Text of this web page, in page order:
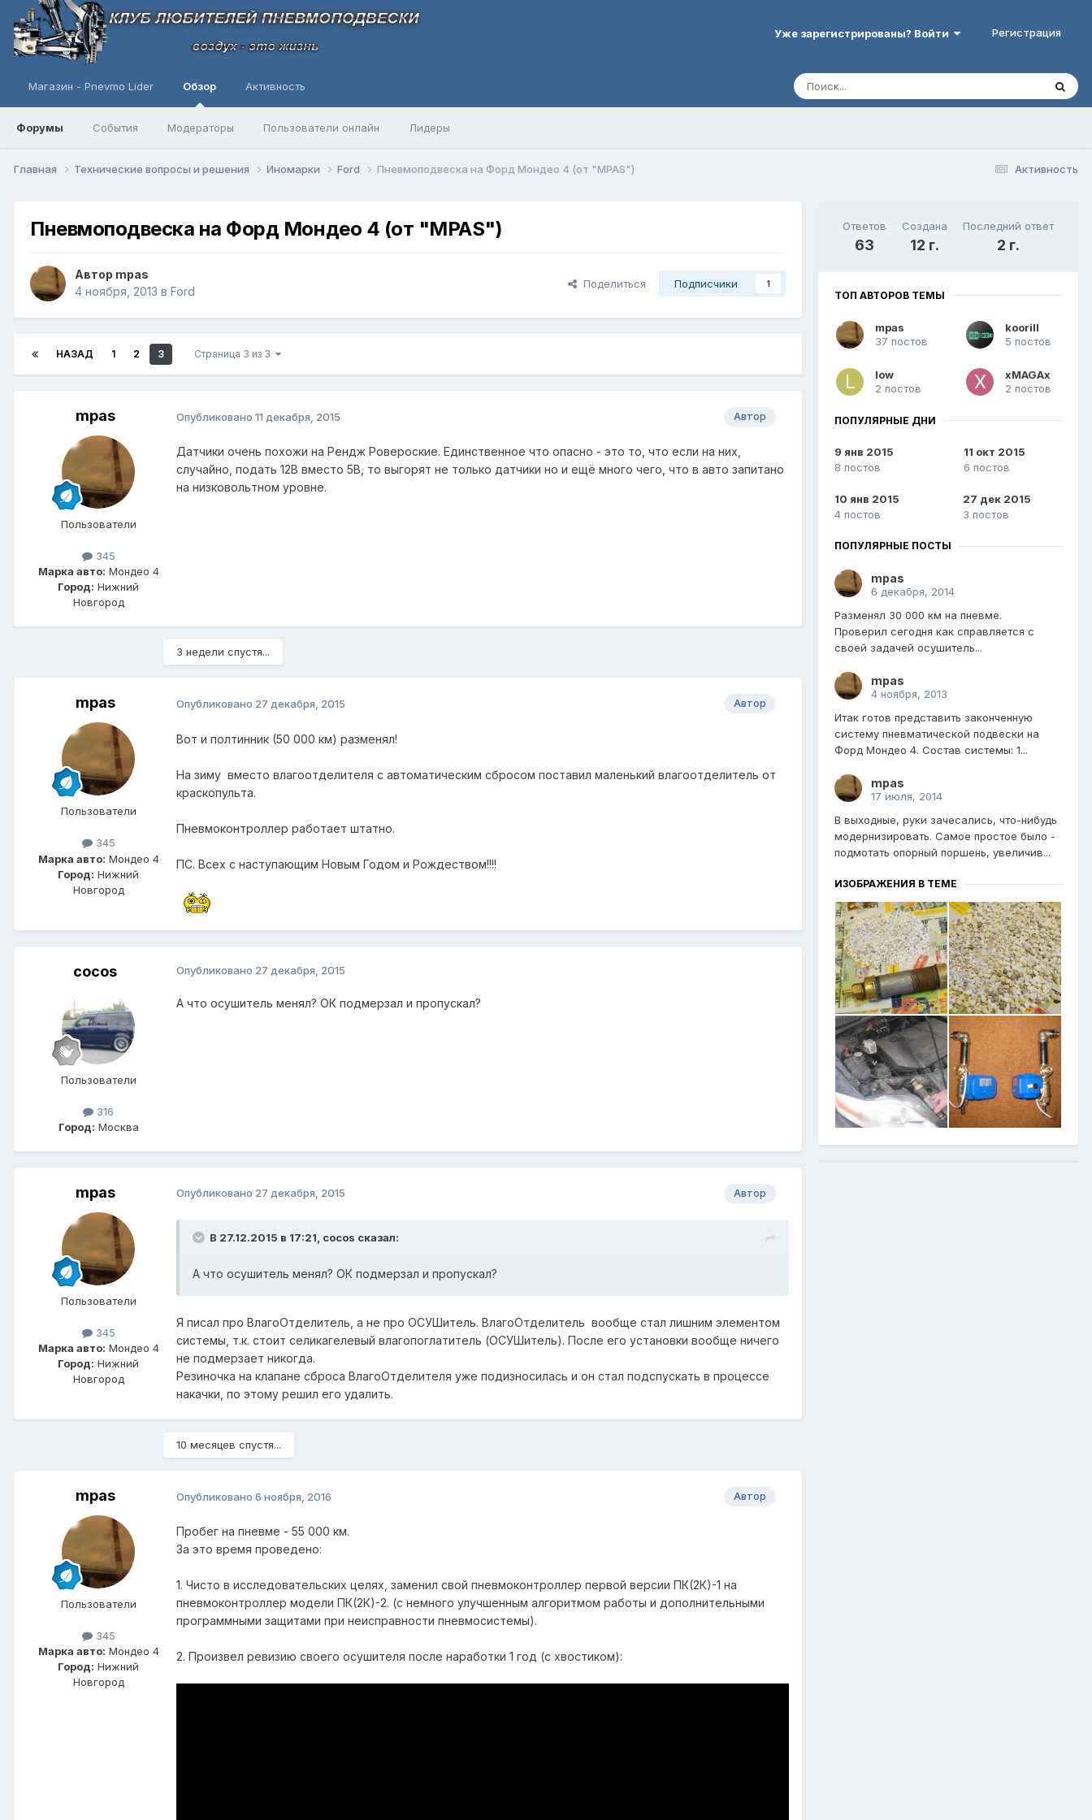
Уже зарегистрированы? Войти Регистрация
Магазин - Pnevmo Lider Обзор
Форумы События Модераторы Пользователи онлайн Лидеры
Активность
Активность
Главная Технические вопросы и решения Иномарки Ford Пневмоподвеска на Форд Мондео 4 (от "MPAS")
Пневмоподвеска на Форд Мондео 4 (от "MPAS")
Автор mpas
4 ноября, 2013 в Ford
Поделиться Подписчики 1
НАЗАД 1 2 3 Страница 3 из 3
mpas
Пользователи
345
Марка авто: Мондео 4
Город: Нижний
Новгород
Автор
Опубликовано 11 декабря, 2015
Датчики очень похожи на Рендж Ровероские. Единственное что опасно - это то, что если на них,
случайно, подать 12В вместо 5В, то выгорят не только датчики но и ещё много чего, что в авто запитано
на низковольтном уровне.
3 недели спустя...
mpas
Пользователи
345
Марка авто: Мондео 4
Город: Нижний
Новгород
Автор
Опубликовано 27 декабря, 2015
Вот и полтинник (50 000 км) разменял!
На зиму вместо влагоотделителя с автоматическим сбросом поставил маленький влагоотделитель от
краскопульта.
Пневмоконтроллер работает штатно.
ПС. Всех с наступающим Новым Годом и Рождеством!!!!
cocos
Пользователи
316
Город: Москва
Опубликовано 27 декабря, 2015
А что осушитель менял? ОК подмерзал и пропускал?
mpas
Пользователи
345
Марка авто: Мондео 4
Город: Нижний
Новгород
Автор
Опубликовано 27 декабря, 2015
В 27.12.2015 в 17:21, cocos сказал:
А что осушитель менял? ОК подмерзал и пропускал?
Я писал про ВлагоОтделитель, а не про ОСУШитель. ВлагоОтделитель вообще стал лишним элементом
системы, т.к. стоит селикагелевый влагопоглатитель (ОСУШитель). После его установки вообще ничего
не подмерзает никогда.
Резиночка на клапане сброса ВлагоОтделителя уже подизносилась и он стал подспускать в процессе
накачки, по этому решил его удалить.
10 месяцев спустя...
mpas
Пользователи
345
Марка авто: Мондео 4
Город: Нижний
Новгород
Автор
Опубликовано 6 ноября, 2016
Пробег на пневме - 55 000 км.
За это время проведено:
1. Чисто в исследовательских целях, заменил свой пневмоконтроллер первой версии ПК(2К)-1 на
пневмоконтроллер модели ПК(2К)-2. (с немного улучшенным алгоритмом работы и дополнительными
программными защитами при неисправности пневмосистемы).
2. Произвел ревизию своего осушителя после наработки 1 год (с хвостиком):
Ответов
63
Создана
12 г.
Последний ответ
2 г.
ТОП АВТОРОВ ТЕМЫ
mpas
37 постов
koorill
5 постов
low
2 постов
xMAGAx
2 постов
ПОПУЛЯРНЫЕ ДНИ
9 янв 2015
8 постов
11 окт 2015
6 постов
10 янв 2015
4 постов
27 дек 2015
3 постов
ПОПУЛЯРНЫЕ ПОСТЫ
mpas
6 декабря, 2014
Разменял 30 000 км на пневме.
Проверил сегодня как справляется с
своей задачей осушитель...
mpas
4 ноября, 2013
Итак готов представить законченную
систему пневматической подвески на
Форд Мондео 4. Состав системы: 1...
mpas
17 июля, 2014
В выходные, руки зачесались, что-нибудь
модернизировать. Самое простое было -
подмотать опорный поршень, увеличив...
ИЗОБРАЖЕНИЯ В ТЕМЕ